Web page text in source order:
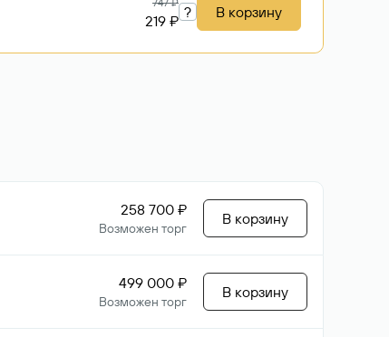
219 ₽ ? В корзину
258 700 ₽
Возможен торг
В корзину
499 000 ₽
Возможен торг
В корзину